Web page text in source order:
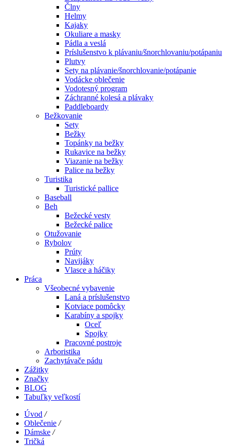
Člny
Helmy
Kajaky
Okuliare a masky
Pádla a veslá
Príslušenstvo k plávaniu/šnorchlovaniu/potápaniu
Plutvy
Sety na plávanie/šnorchlovanie/potápanie
Vodácke oblečenie
Vodotesný program
Záchranné kolesá a plávaky
Paddleboardy
Bežkovanie
Sety
Bežky
Topánky na bežky
Rukavice na bežky
Viazanie na bežky
Palice na bežky
Turistika
Turistické pallice
Baseball
Beh
Bežecké vesty
Bežecké palice
Otužovanie
Rybolov
Prúty
Navijáky
Vlasce a háčiky
Práca
Všeobecné vybavenie
Laná a príslušenstvo
Kotviace pomôcky
Karabíny a spojky
Oceľ
Spojky
Pracovné postroje
Arboristika
Zachytávače pádu
Zážitky
Značky
BLOG
Tabuľky veľkostí
Úvod /
Oblečenie /
Dámske /
Tričká